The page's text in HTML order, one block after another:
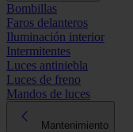
Bombillas
Faros delanteros
Iluminación interior
Intermitentes
Luces antiniebla
Luces de freno
Mandos de luces
Mantenimiento